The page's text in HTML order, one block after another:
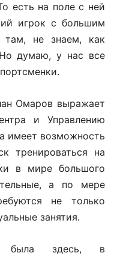
есть на поле с ней
игрок с большим
не знаем, как
думаю, у нас все
Омаров выражает
и Управлению
имеет возможность
тренироваться на
в мире большого
а по мере
не только
занятия.
была здесь, в